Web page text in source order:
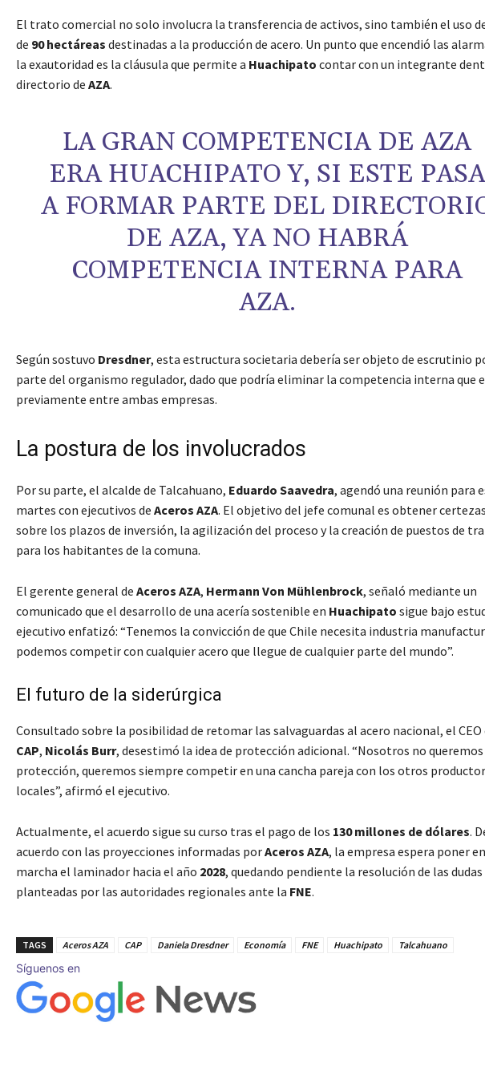
El trato comercial no solo involucra la transferencia de activos, sino también el uso
de 90 hectáreas destinadas a la producción de acero. Un punto que encendió las
la exautoridad es la cláusula que permite a Huachipato contar con un integrante
directorio de AZA.
LA GRAN COMPETENCIA DE AZA
ERA HUACHIPATO Y, SI ESTE PASA
A FORMAR PARTE DEL
DE AZA, YA NO HABRÁ
COMPETENCIA INTERNA PARA
AZA.
Según sostuvo Dresdner, esta estructura societaria debería ser objeto de escrutinio
parte del organismo regulador, dado que podría eliminar la competencia interna que
previamente entre ambas empresas.
La postura de los involucrados
Por su parte, el alcalde de Talcahuano, Eduardo Saavedra, agendó una reunión para
martes con ejecutivos de Aceros AZA. El objetivo del jefe comunal es obtener certezas
sobre los plazos de inversión, la agilización del proceso y la creación de puestos de
para los habitantes de la comuna.
El gerente general de Aceros AZA, Hermann Von Mühlenbrock, señaló mediante un
comunicado que el desarrollo de una acería sostenible en Huachipato sigue bajo
ejecutivo enfatizó: “Tenemos la convicción de que Chile necesita industria
podemos competir con cualquier acero que llegue de cualquier parte del mundo”.
El futuro de la siderúrgica
Consultado sobre la posibilidad de retomar las salvaguardas al acero nacional, el CEO
CAP, Nicolás Burr, desestimó la idea de protección adicional. “Nosotros no queremos
protección, queremos siempre competir en una cancha pareja con los otros
locales”, afirmó el ejecutivo.
Actualmente, el acuerdo sigue su curso tras el pago de los 130 millones de dólares.
acuerdo con las proyecciones informadas porAceros AZA, la empresa espera poner en
marcha el laminador hacia el año 2028, quedando pendiente la resolución de las dudas
planteadas por las autoridades regionales ante la FNE.
TAGS Aceros AZA CAP Daniela Dresdner Economía FNE Huachipato Talcahuano
Síguenos en